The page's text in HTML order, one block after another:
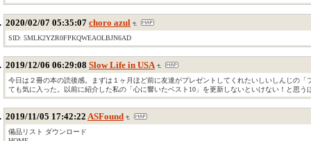
2020/02/07 05:35:07 choro azul
SID: 5MLK2YZR0FPKQWEAOLBJN6AD
2019/12/06 06:29:08 Slow Life in USA
今日は２冊の本の読後感。まずは１ヶ月ほど前に友達がプレゼントしてくれたいしいしんじの
ても気に入った。以前に紹介した私の「心に響いたベスト10」を更新しないといけない！と思
2019/11/05 17:42:22 ASFound
備品リスト ダウンロード